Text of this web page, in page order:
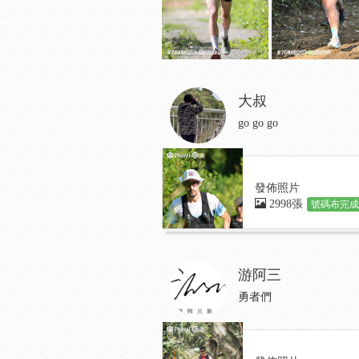
大叔
go go go
發佈照片
2998張
號碼布完
游阿三
勇者們